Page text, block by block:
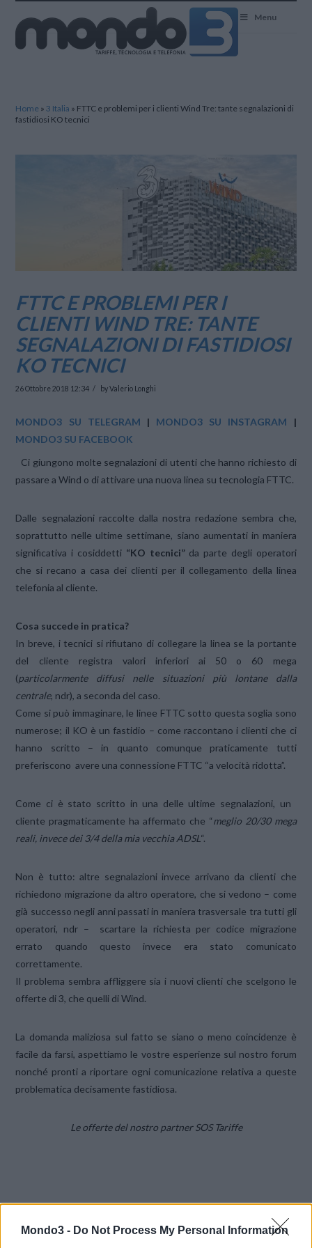
Mondo3 - Do Not Process My Personal Information
Menu
Home »3 Italia » FTTC e problemi per i clienti Wind Tre: tante segnalazioni di
fastidiosi KO tecnici
FTTC E PROBLEMI PER I
CLIENTI WIND TRE: TANTE
SEGNALAZIONI DI FASTIDIOSI
KO TECNICI
26 Ottobre 2018 12:34 by Valerio Longhi
MONDO3 SU TELEGRAM | MONDO3 SU INSTAGRAM |
MONDO3 SU FACEBOOK
Ci giungono molte segnalazioni di utenti che hanno richiesto di
passare a Wind o di attivare una nuova linea su tecnologia FTTC.
Dalle segnalazioni raccolte dalla nostra redazione sembra che,
soprattutto nelle ultime settimane, siano aumentati in maniera
significativa i cosiddetti “KO tecnici”da parte degli operatori
che si recano a casa dei clienti per il collegamento della linea
telefonia al cliente.
Cosa succede in pratica?
In breve, i tecnici si rifiutano di collegare la linea se la portante
del cliente registra valori inferiori ai 50 o 60 mega
(particolarmente diffusi nelle situazioni più lontane dalla
centrale, ndr), a seconda del caso.
Come si può immaginare, le linee FTTC sotto questa soglia sono
numerose; il KO è un fastidio – come raccontano i clienti che ci
hanno scritto – in quanto comunque praticamente tutti
preferiscono avere una connessione FTTC “a velocità ridotta”.
Come ci è stato scritto in una delle ultime segnalazioni, un
cliente pragmaticamente ha affermato che “meglio 20/30 mega
reali, invece dei 3/4 della mia vecchia ADSL“.
Non è tutto: altre segnalazioni invece arrivano da clienti che
richiedono migrazione da altro operatore, che si vedono – come
già successo negli anni passati in maniera trasversale tra tutti gli
operatori, ndr – scartare la richiesta per codice migrazione
errato quando questo invece era stato comunicato
correttamente.
Il problema sembra affliggere sia i nuovi clienti che scelgono le
offerte di 3, che quelli di Wind.
La domanda maliziosa sul fatto se siano o meno coincidenze è
facile da farsi, aspettiamo le vostre esperienze sul nostro forum
nonché pronti a riportare ogni comunicazione relativa a queste
problematica decisamente fastidiosa.
Le offerte del nostro partner SOS Tariffe